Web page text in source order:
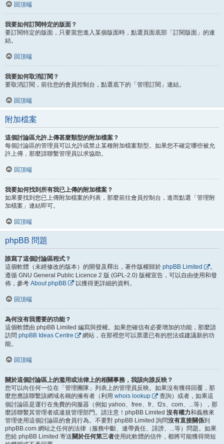
回頂端
我要如何訂閱特定的版面？
要訂閱特定的版面，只要當您進入某個版面時，點選頁面底部「訂閱版面」的連
結。
回頂端
我要如何取消訂閱？
要取消訂閱，前往您的會員控制台，點選底下的「管理訂閱」連結。
回頂端
附加檔案
這個討論區允許上傳甚麼類型的附加檔案？
每個討論區的管理員可以允許或禁止某種附加檔案類型。如果您不確定哪些被允
許上傳，那麼請聯繫管理員以求協助。
回頂端
我要如何找到所有我已上傳的附加檔案？
如果要找到您已上傳附加檔案的列表，那麼前往會員控制台，進而點選「管理附
加檔案」連結即可。
回頂端
phpBB 問題
誰寫了這個討論區程式？
這個軟體（未經修改的版本）的開發及釋出，著作版權歸於 phpBB Limited
。
遵循 GNU General Public Licence 2 版 (GPL-2.0) 版權宣告，可以自由使用和發
佈，參考 About phpBB 以獲得更詳細的資料。
回頂端
為何沒有我需要的功能？
這個軟體由 phpBB Limited 編寫與授權。如果您確信有必要增加的功能，那麼請
訪問 phpBB Ideas Centre
網站，在那裡您可以票選已有的想法或建議新的功
能。
回頂端
關於這個討論區上的濫用或法律上的相關事務，我該向誰反映？
您可以向任何一位在「管理團隊」列表上的管理員反映。如果沒有獲得回覆，那
麼您應該聯繫該網域名稱的擁有者（利用 whois lookup
查詢）或者，如果這
個討論區是運行在免費的伺服器（例如 yahoo、free、fr、f2s、com、...等），那
麼請聯繫其管理者或違規管理部門。請注意！phpBB Limited 沒有權力和義務來
管理使用這個討論區的會員行為。不要對 phpBB Limited 詢問沒有直接關係到
phpBB.com 網站之任何的法律（服務中斷、連帶責任、誹謗、...等）問題。如果
您給 phpBB Limited 寄送關於任何第三者使用此軟體的信件，都將可能獲得簡短